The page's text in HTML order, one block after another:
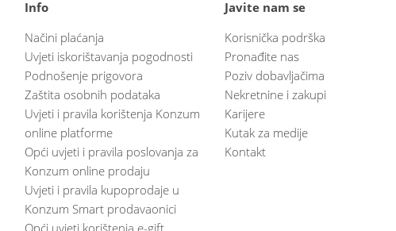
Info
Načini plaćanja
Uvjeti iskorištavanja pogodnosti
Podnošenje prigovora
Zaštita osobnih podataka
Uvjeti i pravila korištenja Konzum
online platforme
Opći uvjeti i pravila poslovanja za
Konzum online prodaju
Uvjeti i pravila kupoprodaje u
Konzum Smart prodavaonici
Opći uvjeti korištenja e-gift
Javite nam se
Korisnička podrška
Pronađite nas
Poziv dobavljačima
Nekretnine i zakupi
Karijere
Kutak za medije
Kontakt